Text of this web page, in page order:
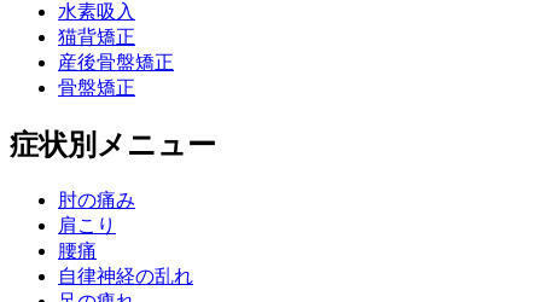
水素吸入
猫背矯正
産後骨盤矯正
骨盤矯正
症状別メニュー
肘の痛み
肩こり
腰痛
自律神経の乱れ